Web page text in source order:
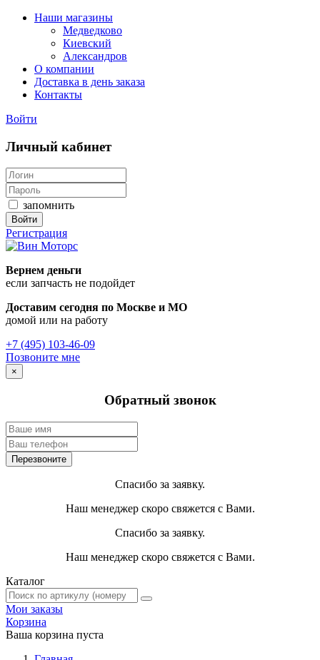
Наши магазины
Медведково
Киевский
Александров
О компании
Доставка в день заказа
Контакты
Войти
Личный кабинет
запомнить
Войти
Регистрация
Вернем деньги
если запчасть не подойдет
Доставим сегодня по Москве и МО
домой или на работу
+7 (495) 103-46-09
Позвоните мне
×
Обратный звонок
Спасибо за заявку.
Наш менеджер скоро свяжется с Вами.
Спасибо за заявку.
Наш менеджер скоро свяжется с Вами.
Каталог
Мои заказы
Корзина
Ваша корзина пуста